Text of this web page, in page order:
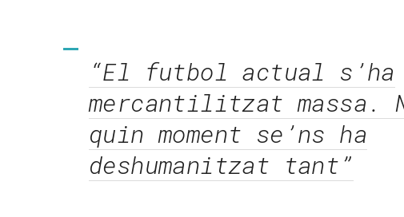
“El futbol actual s’ha
mercantilitzat massa.
quin moment se’ns ha
deshumanitzat tant”